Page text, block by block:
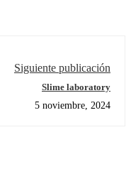
Siguiente publicación
Slime laboratory
5 noviembre, 2024